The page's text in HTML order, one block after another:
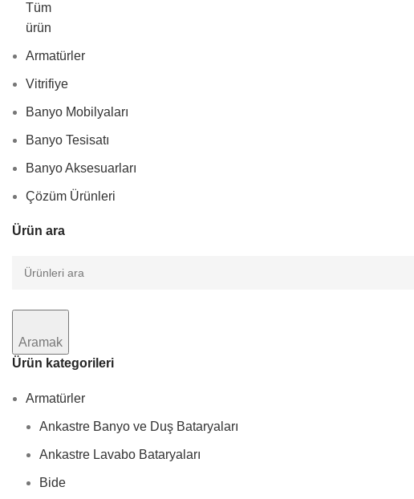
Tüm
ürün
Armatürler
Vitrifiye
Banyo Mobilyaları
Banyo Tesisatı
Banyo Aksesuarları
Çözüm Ürünleri
Ürün ara
Aramak
Ürün kategorileri
Armatürler
Ankastre Banyo ve Duş Bataryaları
Ankastre Lavabo Bataryaları
Bide